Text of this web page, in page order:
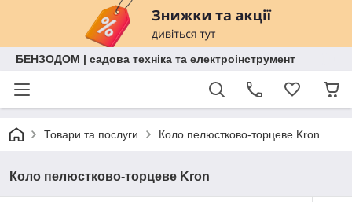
БЕНЗОДОМ | садова техніка та електроінструмент
Товари та послуги Коло пелюстково-торцеве Kron
Коло пелюстково-торцеве Kron